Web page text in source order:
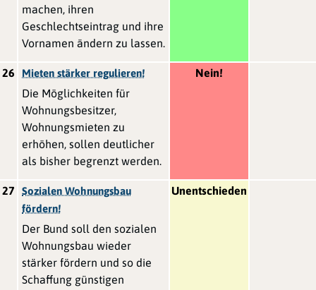
machen, ihren
Geschlechtseintrag und ihre
Vornamen ändern zu lassen.
26 Mieten stärker regulieren!
Die Möglichkeiten für
Wohnungsbesitzer,
Wohnungsmieten zu
erhöhen, sollen deutlicher
als bisher begrenzt werden.
Nein!
27
Sozialen Wohnungsbau
fördern!
Der Bund soll den sozialen
Wohnungsbau wieder
stärker fördern und so die
Schaffung günstigen
Unentschieden